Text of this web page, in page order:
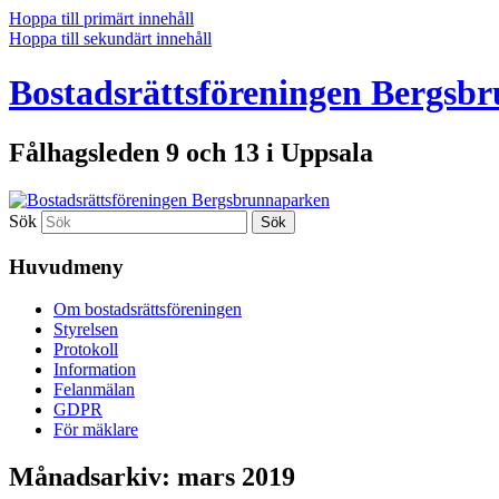
Hoppa till primärt innehåll
Hoppa till sekundärt innehåll
Bostadsrättsföreningen
Fålhagsleden 9 och 13 i Uppsala
Sök
Huvudmeny
Om bostadsrättsföreningen
Styrelsen
Protokoll
Information
Felanmälan
GDPR
För mäklare
Månadsarkiv: mars 2019